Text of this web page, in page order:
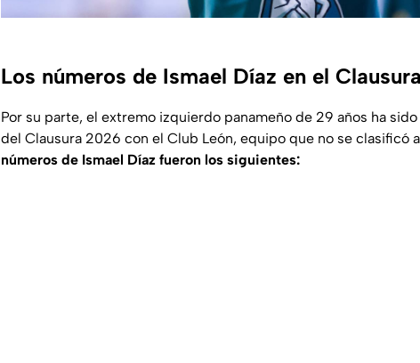
Los números de Ismael Díaz en el
Por su parte, el extremo izquierdo panameño de 29 años ha
del Clausura 2026 con el Club León, equipo que no se clasificó
números de Ismael Díaz fueron los siguientes: